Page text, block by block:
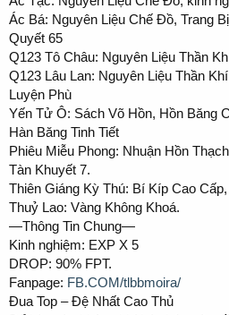
Ác Bá: Nguyên Liệu Chế Đồ, Trang
Quyết 65
Q123 Tô Châu: Nguyên Liệu Thần
Q123 Lâu Lan: Nguyên Liệu Thần
Luyện Phù
Yến Tử Ô: Sách Võ Hồn, Hồn Băng
Hàn Băng Tinh Tiết
Phiêu Miễu Phong: Nhuận Hồn
Tàn Khuyết 7.
Thiên Giáng Kỳ Thú: Bí Kíp Cao
Thuỷ Lao: Vàng Không Khoá.
—Thông Tin Chung—
Kinh nghiệm: EXP X 5
DROP: 90% FPT.
Fanpage: FB.COM/tlbbmoira/
Đua Top – Đệ Nhất Cao Thủ